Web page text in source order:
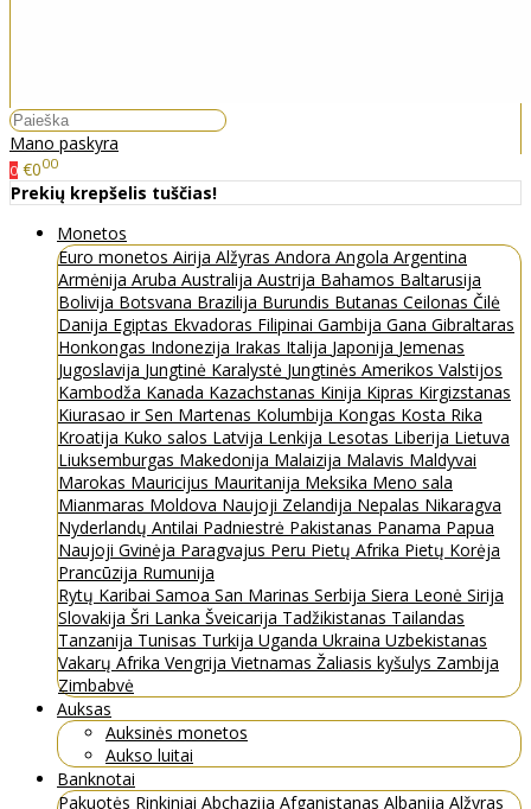
Mano paskyra
0 €000
Prekių krepšelis tuščias!
Monetos
Euro monetos Airija Alžyras Andora Angola Argentina
Armėnija Aruba Australija Austrija Bahamos Baltarusija
Bolivija Botsvana Brazilija Burundis Butanas Ceilonas Čilė
Danija Egiptas Ekvadoras Filipinai Gambija Gana Gibraltaras
Honkongas Indonezija Irakas Italija Japonija Jemenas
Jugoslavija Jungtinė Karalystė Jungtinės Amerikos Valstijos
Kambodža Kanada Kazachstanas Kinija Kipras Kirgizstanas
Kiurasao ir Sen Martenas Kolumbija Kongas Kosta Rika
Kroatija Kuko salos Latvija Lenkija Lesotas Liberija Lietuva
Liuksemburgas Makedonija Malaizija Malavis Maldyvai
Marokas Mauricijus Mauritanija Meksika Meno sala
Mianmaras Moldova Naujoji Zelandija Nepalas Nikaragva
Nyderlandų Antilai Padniestrė Pakistanas Panama Papua
Naujoji Gvinėja Paragvajus Peru Pietų Afrika Pietų Korėja
Prancūzija Rumunija
Rytų Karibai Samoa San Marinas Serbija Siera Leonė Sirija
Slovakija Šri Lanka Šveicarija Tadžikistanas Tailandas
Tanzanija Tunisas Turkija Uganda Ukraina Uzbekistanas
Vakarų Afrika Vengrija Vietnamas Žaliasis kyšulys Zambija
Zimbabvė
Auksas
Auksinės monetos
Aukso luitai
Banknotai
Pakuotės Rinkiniai Abchazija Afganistanas Albanija Alžyras